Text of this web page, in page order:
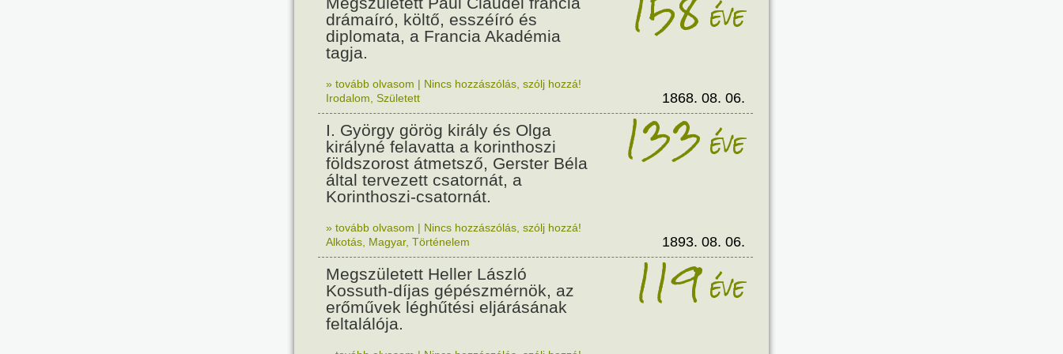
drámaíró, költő, esszéíró és
diplomata, a Francia Akadémia
tagja.
éve
» tovább olvasom | Nincs hozzászólás, szólj hozzá!
Irodalom Született 1868. 08. 06.
I. György görög király és Olga
királyné felavatta a korinthoszi
földszorost átmetsző, Gerster Béla
által tervezett csatornát, a
Korinthoszi-csatornát.
133éve
» tovább olvasom | Nincs hozzászólás, szólj hozzá!
Alkotás Magyar, Történelem 1893. 08. 06.
Megszületett Heller László
Kossuth-díjas gépészmérnök, az
erőművek léghűtési eljárásának
feltalálója.
119éve